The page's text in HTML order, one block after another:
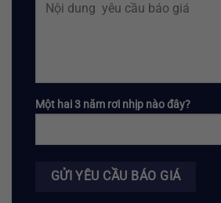
Một hai 3 năm rơi nhịp nào đây?